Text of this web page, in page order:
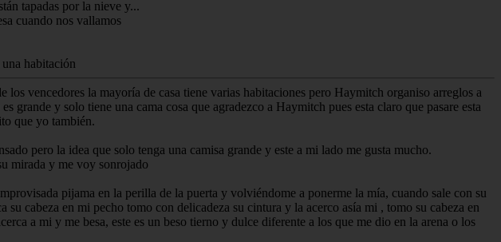
tapadas por la nieve y...
cuando nos vallamos
habitación
vencedores la mayoría de casa tiene varias habitaciones pero Haymitch organiso arreglos a
y solo tiene una cama cosa que agradezco a Haymitch pues esta claro que pasare esta
que yo también.
pero la idea que solo tenga una camisa grande y este a mi lado me gusta mucho.
mirada y me voy sonrojado
pijama en la perilla de la puerta y volviéndome a ponerme la mía, cuando sale con su
cabeza en mi pecho tomo con delicadeza su cintura y la acerco asía mi , tomo su cabeza en
a mi y me besa, este es un beso tierno y dulce diferente a los que me dio en la arena o los